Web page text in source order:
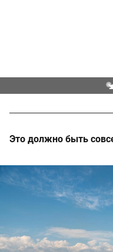
Это должно быть